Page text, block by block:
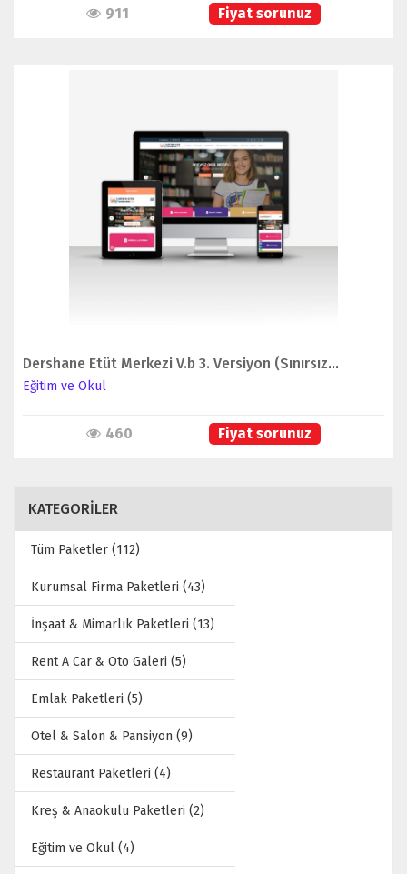
911 Fiyat sorunuz
İNCELE
Dershane Etüt Merkezi V.b 3. Versiyon (Sınırsız Dil Seçeneği ile Birlikte)
Eğitim ve Okul
460 Fiyat sorunuz
KATEGORİLER
Tüm Paketler (112)
Kurumsal Firma Paketleri (43)
İnşaat & Mimarlık Paketleri (13)
Rent A Car & Oto Galeri (5)
Emlak Paketleri (5)
Otel & Salon & Pansiyon (9)
Restaurant Paketleri (4)
Kreş & Anaokulu Paketleri (2)
Eğitim ve Okul (4)